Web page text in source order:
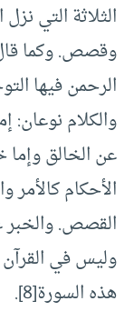
الثلاثة التي
وقصص. وكما
الرحمن فيها
والكلام نوعان:
عن الخالق وإما
الأحكام كالأمر
القصص. والخبر
وليس في
هذه السورة[8].